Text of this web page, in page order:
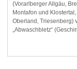
(Vorarlberger Allgäu,
Montafon und
Oberland, Triesenberg)
„Abwaschbletz“